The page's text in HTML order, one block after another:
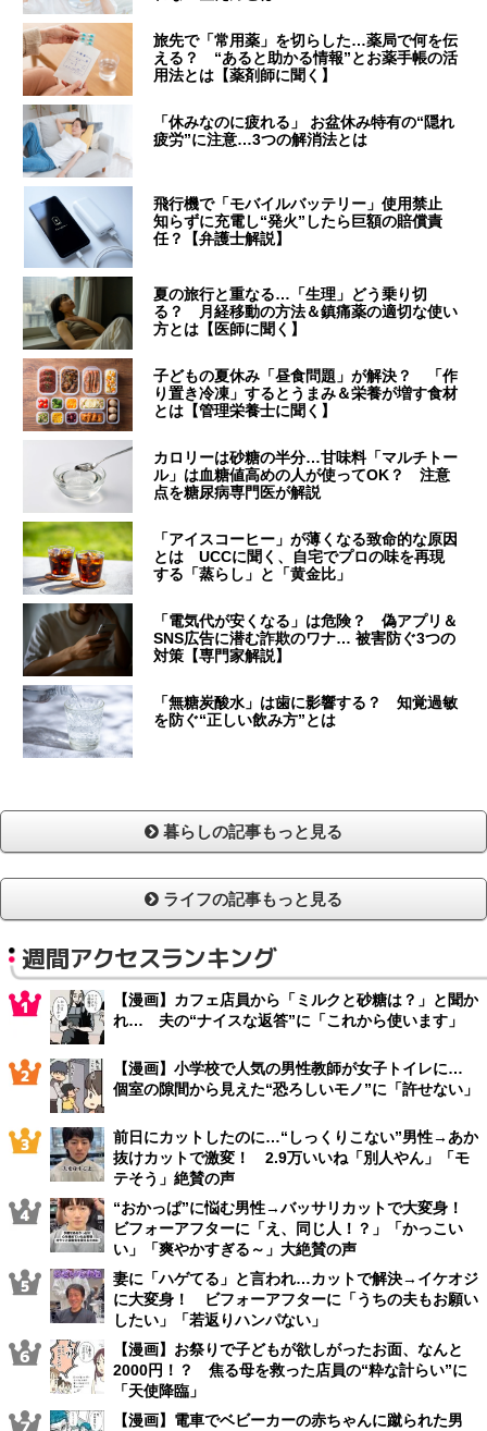
旅先で「常用薬」を切らした…薬局で何を伝
える？ “あると助かる情報”とお薬手帳の活
用法とは【薬剤師に聞く】
「休みなのに疲れる」 お盆休み特有の“隠れ
疲労”に注意…3つの解消法とは
飛行機で「モバイルバッテリー」使用禁止
知らずに充電し“発火”したら巨額の賠償責
任？【弁護士解説】
夏の旅行と重なる…「生理」どう乗り切
る？ 月経移動の方法＆鎮痛薬の適切な使い
方とは【医師に聞く】
子どもの夏休み「昼食問題」が解決？ 「作
り置き冷凍」するとうまみ＆栄養が増す食材
とは【管理栄養士に聞く】
カロリーは砂糖の半分…甘味料「マルチトー
ル」は血糖値高めの人が使ってOK？ 注意
点を糖尿病専門医が解説
「アイスコーヒー」が薄くなる致命的な原因
とは UCCに聞く、自宅でプロの味を再現
する「蒸らし」と「黄金比」
「電気代が安くなる」は危険？ 偽アプリ＆
SNS広告に潜む詐欺のワナ… 被害防ぐ3つの
対策【専門家解説】
「無糖炭酸水」は歯に影響する？ 知覚過敏
を防ぐ“正しい飲み方”とは
暮らしの記事もっと見る
ライフの記事もっと見る
週間アクセスランキング
【漫画】カフェ店員から「ミルクと砂糖は？」と聞か
れ… 夫の“ナイスな返答”に「これから使います」
【漫画】小学校で人気の男性教師が女子トイレに…
個室の隙間から見えた“恐ろしいモノ”に「許せない」
前日にカットしたのに…“しっくりこない”男性→あか
抜けカットで激変！ 2.9万いいね「別人やん」「モ
テそう」絶賛の声
“おかっぱ”に悩む男性→バッサリカットで大変身！
ビフォーアフターに「え、同じ人！？」「かっこい
い」「爽やかすぎる～」大絶賛の声
妻に「ハゲてる」と言われ…カットで解決→イケオジ
に大変身！ ビフォーアフターに「うちの夫もお願い
したい」「若返りハンパない」
【漫画】お祭りで子どもが欲しがったお面、なんと
2000円！？ 焦る母を救った店員の“粋な計らい”に
「天使降臨」
【漫画】電車でベビーカーの赤ちゃんに蹴られた男